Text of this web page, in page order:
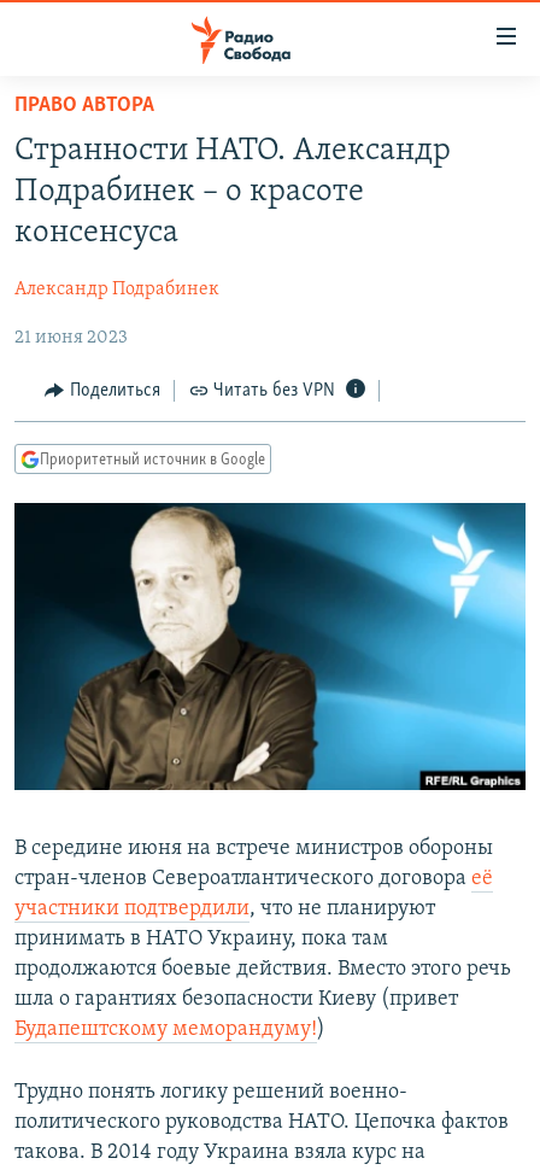
упрощенного
доступа
Вернуться
основному
Вернутся
навигации
Вернутся
поиску
ПОДКАСТЫ
АВТОРСКИЕ ПРОЕКТЫ
МНЕНИЯ
КУЛЬТУРА
IDEL.РЕАЛИИ
СЕВЕР.РЕАЛИИ
СИБИРЬ.РЕАЛИИ
РАСПИСАНИЕ ВЕЩАНИЯ
ПОДПИШИТЕСЬ НА РАССЫЛКУ
СОЦИАЛЬНЫЕ СЕТИ
ПРАВО АВТОРА
Странности НАТО. Александр
Подрабинек – о красоте
консенсуса
Александр Подрабинек
21 июня 2023
Поделиться Читать без VPN
Приоритетный источник в Google
В середине июня на встрече министров обороны
стран-членов Североатлантического договора её
участники подтвердили, что не планируют
принимать в НАТО Украину, пока там
продолжаются боевые действия. Вместо этого речь
шла о гарантиях безопасности Киеву (привет
Будапештскому меморандуму!)
Трудно понять логику решений военно-
политического руководства НАТО. Цепочка фактов
такова. В 2014 году Украина взяла курс на